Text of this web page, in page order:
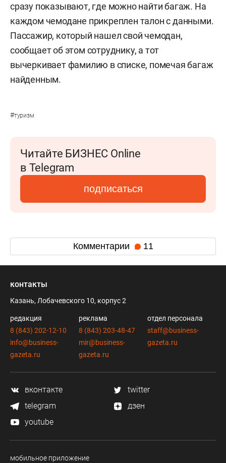
сразу показывают, где можно найти багаж. На
каждом чемодане прикреплен талон с данными.
Пассажир, который нашел свой чемодан,
сообщает об этом сотруднику, а тот
вычеркивает фамилию в списке, помечая багаж
найденным.
#туризм
Читайте БИЗНЕС Online
в Telegram
подписаться
Комментарии 11
контакты
Казань, Лобачевского 10, корпус 2
редакция
8 (843) 202-12-10
info@business-
gazeta.ru
реклама
8 (843) 203-48-47
mir@business-
gazeta.ru
отдел персонала
staff@business-
gazeta.ru
вконтакте
twitter
telegram
дзен
youtube
мобильное приложение